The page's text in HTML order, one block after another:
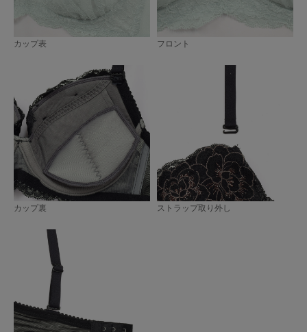
カップ表 フロント
カップ裏 ストラップ取り外し